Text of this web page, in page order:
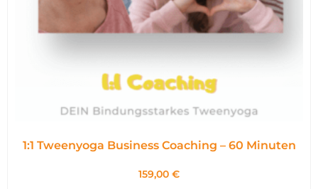
1:1 Tweenyoga Business Coaching – 60 Minuten
159,00 €